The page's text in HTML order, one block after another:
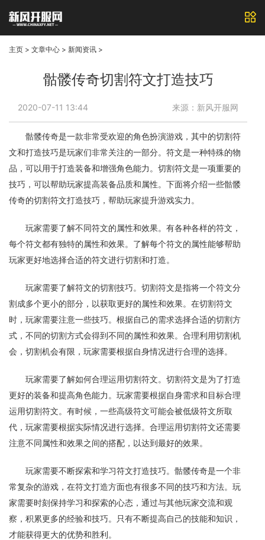
主页 > 文章中心 > 新闻资讯 >
骷髅传奇切割符文打造技巧
2020-07-11 13:44 来源：新风开服网
骷髅传奇是一款非常受欢迎的角色扮演游戏，其中的切割符
文和打造技巧是玩家们非常关注的一部分。符文是一种特殊的物
品，可以用于打造装备和增强角色能力。切割符文是一项重要的
技巧，可以帮助玩家提高装备品质和属性。下面将介绍一些骷髅
传奇的切割符文打造技巧，帮助玩家提升游戏实力。
玩家需要了解不同符文的属性和效果。有各种各样的符文，
每个符文都有独特的属性和效果。了解每个符文的属性能够帮助
玩家更好地选择合适的符文进行切割和打造。
玩家需要了解符文的切割技巧。切割符文是指将一个符文分
割成多个更小的部分，以获取更好的属性和效果。在切割符文
时，玩家需要注意一些技巧。根据自己的需求选择合适的切割方
式，不同的切割方式会得到不同的属性和效果。合理利用切割机
会，切割机会有限，玩家需要根据自身情况进行合理的选择。
玩家需要了解如何合理运用切割符文。切割符文是为了打造
更好的装备和提高角色能力。玩家需要根据自身需求和目标合理
运用切割符文。有时候，一些高级符文可能会被低级符文所取
代，玩家需要根据实际情况进行选择。合理运用切割符文还需要
注意不同属性和效果之间的搭配，以达到最好的效果。
玩家需要不断探索和学习符文打造技巧。骷髅传奇是一个非
常复杂的游戏，在符文打造方面也有很多不同的技巧和方法。玩
家需要时刻保持学习和探索的心态，通过与其他玩家交流和观
察，积累更多的经验和技巧。只有不断提高自己的技能和知识，
才能获得更大的优势和胜利。